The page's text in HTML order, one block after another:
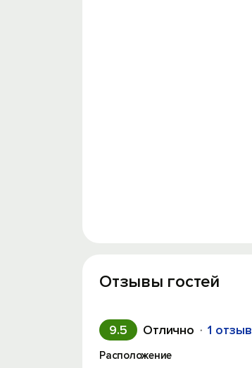
Отзывы гостей
9.5 Отлично 1 отзыв
Расположение